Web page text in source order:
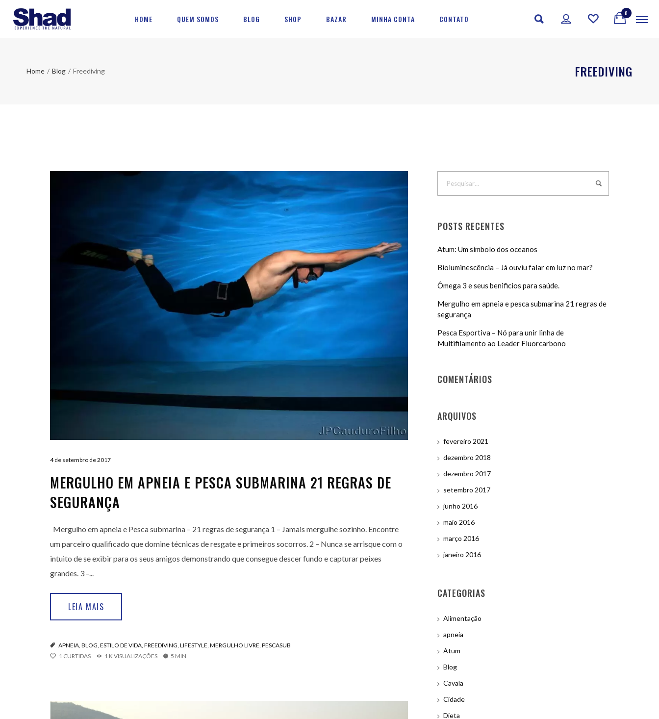
HOME QUEM SOMOS BLOG SHOP BAZAR MINHA CONTA CONTATO
0
Home / Blog / Freediving FREEDIVING
4 de setembro de 2017
MERGULHO EM APNEIA E PESCA SUBMARINA 21 REGRAS DE
SEGURANÇA
Mergulho em apneia e Pesca submarina – 21 regras de segurança 1 – Jamais mergulhe sozinho. Encontre
um parceiro qualificado que domine técnicas de resgate e primeiros socorros. 2 – Nunca se arrisque com o
intuito de se exibir para os seus amigos demonstrando que consegue descer fundo e capturar peixes
grandes. 3 –...
LEIA MAIS
APNEIA BLOG ESTILO DE VIDA FREEDIVING LIFESTYLE MERGULHO LIVRE PESCASUB
1 CURTIDAS 1 K VISUALIZAÇÕES 5 MIN
POSTS RECENTES
Atum: Um símbolo dos oceanos
Bioluminescência – Já ouviu falar em luz no mar?
Ômega 3 e seus benificios para saúde.
Mergulho em apneia e pesca submarina 21 regras de
segurança
Pesca Esportiva – Nó para unir linha de
Multifilamento ao Leader Fluorcarbono
COMENTÁRIOS
ARQUIVOS
fevereiro 2021
dezembro 2018
dezembro 2017
setembro 2017
junho 2016
maio 2016
março 2016
janeiro 2016
CATEGORIAS
Alimentação
apneia
Atum
Blog
Cavala
Cidade
Dieta